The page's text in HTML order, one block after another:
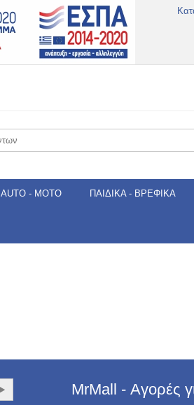
AUTO - MOTO ΠΑΙΔΙΚΆ - ΒΡΕΦΙΚΆ
MrMall - Αγορές